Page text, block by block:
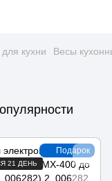
кухни Весы
Подарок
21 ДЕНЬ